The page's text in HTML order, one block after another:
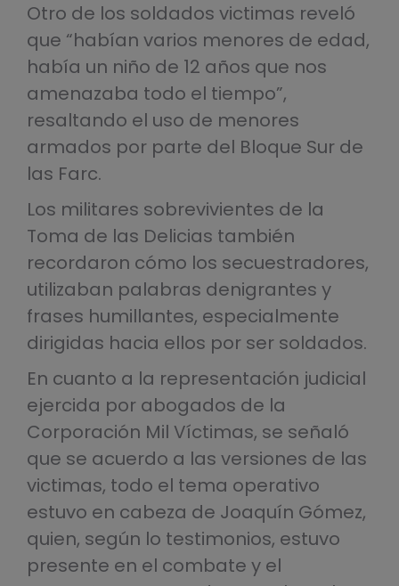
Otro de los soldados victimas reveló
que “habían varios menores de edad,
había un niño de 12 años que nos
amenazaba todo el tiempo”,
resaltando el uso de menores
armados por parte del Bloque Sur de
las Farc.
Los militares sobrevivientes de la
Toma de las Delicias también
recordaron cómo los secuestradores,
utilizaban palabras denigrantes y
frases humillantes, especialmente
dirigidas hacia ellos por ser soldados.
En cuanto a la representación judicial
ejercida por abogados de la
Corporación Mil Víctimas, se señaló
que se acuerdo a las versiones de las
victimas, todo el tema operativo
estuvo en cabeza de Joaquín Gómez,
quien, según lo testimonios, estuvo
presente en el combate y el